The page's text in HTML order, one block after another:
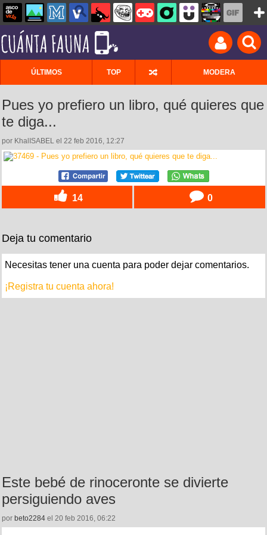
ÚLTIMOS TOP MODERA
Pues yo prefiero un libro, qué quieres que
te diga...
por KhalISABEL el 22 feb 2016, 12:27
14 0
Deja tu comentario
Necesitas tener una cuenta para poder dejar comentarios.
¡Registra tu cuenta ahora!
Este bebé de rinoceronte se divierte
persiguiendo aves
por beto2284 el 20 feb 2016, 06:22